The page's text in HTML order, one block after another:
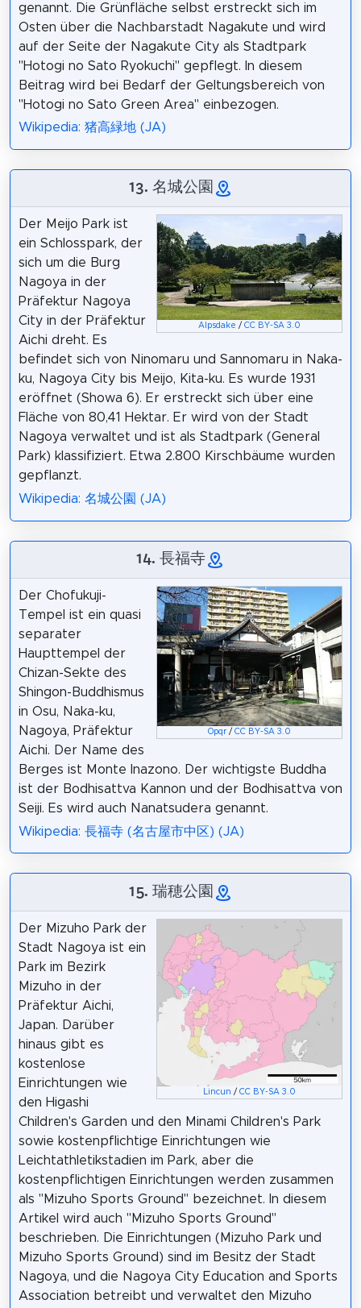
genannt. Die Grünfläche selbst erstreckt sich im
Osten über die Nachbarstadt Nagakute und wird
auf der Seite der Nagakute City als Stadtpark
"Hotogi no Sato Ryokuchi" gepflegt. In diesem
Beitrag wird bei Bedarf der Geltungsbereich von
"Hotogi no Sato Green Area" einbezogen.
Wikipedia: 猪高緑地 (JA)
13. 名城公園
Alpsdake /CC BY-SA 3.0
Der Meijo Park ist
ein Schlosspark, der
sich um die Burg
Nagoya in der
Präfektur Nagoya
City in der Präfektur
Aichi dreht. Es
befindet sich von Ninomaru und Sannomaru in Naka-
ku, Nagoya City bis Meijo, Kita-ku. Es wurde 1931
eröffnet (Showa 6). Er erstreckt sich über eine
Fläche von 80,41 Hektar. Er wird von der Stadt
Nagoya verwaltet und ist als Stadtpark (General
Park) klassifiziert. Etwa 2.800 Kirschbäume wurden
gepflanzt.
Wikipedia: 名城公園 (JA)
14. 長福寺
Opqr /CC BY-SA 3.0
Der Chofukuji-
Tempel ist ein quasi
separater
Haupttempel der
Chizan-Sekte des
Shingon-Buddhismus
in Osu, Naka-ku,
Nagoya, Präfektur
Aichi. Der Name des
Berges ist Monte Inazono. Der wichtigste Buddha
ist der Bodhisattva Kannon und der Bodhisattva von
Seiji. Es wird auch Nanatsudera genannt.
Wikipedia: 長福寺 (名古屋市中区) (JA)
15. 瑞穂公園
Lincun /CC BY-SA 3.0
Der Mizuho Park der
Stadt Nagoya ist ein
Park im Bezirk
Mizuho in der
Präfektur Aichi,
Japan. Darüber
hinaus gibt es
kostenlose
Einrichtungen wie
den Higashi
Children's Garden und den Minami Children's Park
sowie kostenpflichtige Einrichtungen wie
Leichtathletikstadien im Park, aber die
kostenpflichtigen Einrichtungen werden zusammen
als "Mizuho Sports Ground" bezeichnet. In diesem
Artikel wird auch "Mizuho Sports Ground"
beschrieben. Die Einrichtungen (Mizuho Park und
Mizuho Sports Ground) sind im Besitz der Stadt
Nagoya, und die Nagoya City Education and Sports
Association betreibt und verwaltet den Mizuho